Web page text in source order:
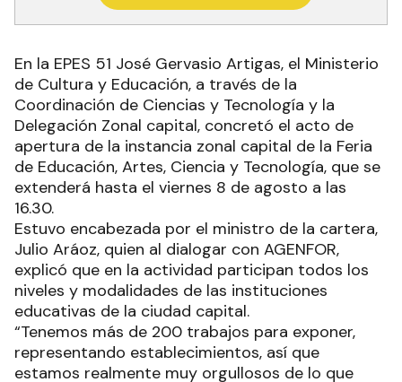
En la EPES 51 José Gervasio Artigas, el Ministerio
de Cultura y Educación, a través de la
Coordinación de Ciencias y Tecnología y la
Delegación Zonal capital, concretó el acto de
apertura de la instancia zonal capital de la Feria
de Educación, Artes, Ciencia y Tecnología, que se
extenderá hasta el viernes 8 de agosto a las
16.30.
Estuvo encabezada por el ministro de la cartera,
Julio Aráoz, quien al dialogar con AGENFOR,
explicó que en la actividad participan todos los
niveles y modalidades de las instituciones
educativas de la ciudad capital.
“Tenemos más de 200 trabajos para exponer,
representando establecimientos, así que
estamos realmente muy orgullosos de lo que